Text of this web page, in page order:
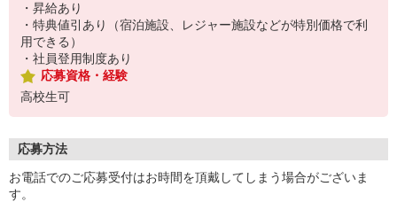
・昇給あり
・特典値引あり（宿泊施設、レジャー施設などが特別価格で利
用できる）
・社員登用制度あり
応募資格・経験
高校生可
応募方法
お電話でのご応募受付はお時間を頂戴してしまう場合がございま
す。